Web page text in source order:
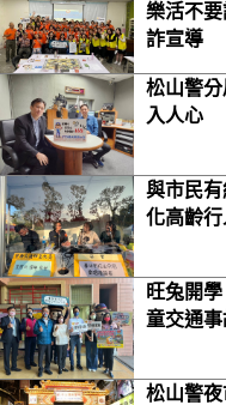
樂活不
詐宣導
松山警分
入人心
與市民
化高齡
旺兔開
童交通
松山警